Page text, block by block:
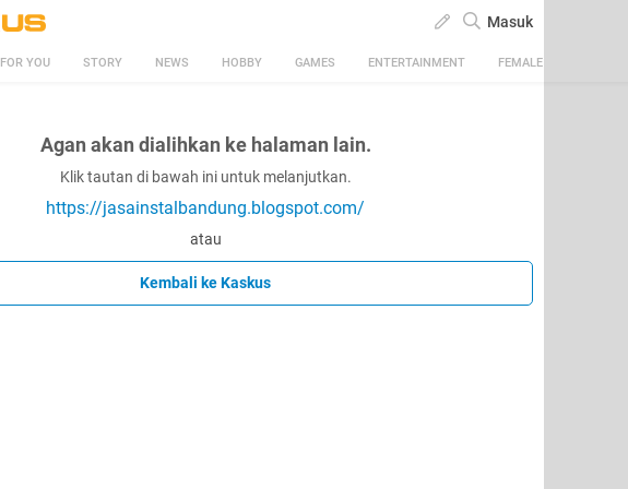
Masuk
FOR YOU STORY NEWS HOBBY GAMES ENTERTAINMENT FEMALE
Agan akan dialihkan ke halaman lain.
Klik tautan di bawah ini untuk melanjutkan.
https://jasainstalbandung.blogspot.com/
atau
Kembali ke Kaskus